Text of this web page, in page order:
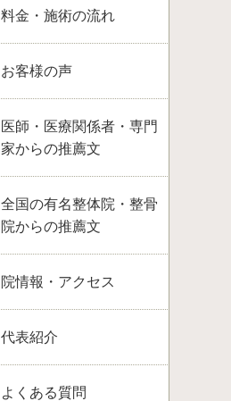
料金・施術の流れ
お客様の声
医師・医療関係者・専門
家からの推薦文
全国の有名整体院・整骨
院からの推薦文
院情報・アクセス
代表紹介
よくある質問